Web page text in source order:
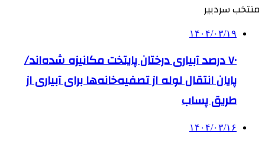
منتخب سردبیر
۱۴۰۴/۰۳/۱۹
۷۰ درصد آبیاری درختان پایتخت مکانیزه شده‌اند/
پایان انتقال لوله از تصفیه‌خانه‌ها برای آبیاری از
طریق پساب
۱۴۰۴/۰۳/۱۶